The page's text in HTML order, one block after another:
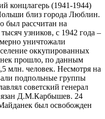
(1941-1944)
близ города Люблин.
был рассчитан на
узников, с 1942 года –
уничтожали
оккупированных
прошло, по данным
млн. человек. Несмотря на
подпольные группы
советский генерал
Д.М.Карбышев. 24
был освобожден